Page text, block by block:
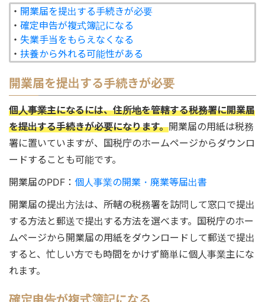
・ 開業届を提出する手続きが必要
・ 確定申告が複式簿記になる
・ 失業手当をもらえなくなる
・ 扶養から外れる可能性がある
開業届を提出する手続きが必要
個人事業主になるには、住所地を管轄する税務署に開業届
を提出する手続きが必要になります。開業届の用紙は税務
署に置いていますが、国税庁のホームページからダウンロ
ードすることも可能です。
開業届のPDF： 個人事業の開業・廃業等届出書
開業届の提出方法は、所轄の税務署を訪問して窓口で提出
する方法と郵送で提出する方法を選べます。国税庁のホー
ムページから開業届の用紙をダウンロードして郵送で提出
すると、忙しい方でも時間をかけず簡単に個人事業主にな
れます。